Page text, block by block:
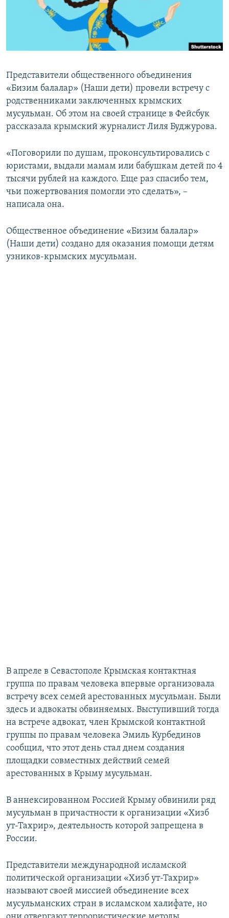
ПОБЕДИТЕЛЕЙ НЕ СУДЯТ?
КРЫМ.НЕПОКОРЕННЫЙ
ПРИСОЕДИНЯЙТЕСЬ!
Все сайты RFE/RL
Представители общественного объединения
«Бизим балалар» (Наши дети) провели встречу с
родственниками заключенных крымских
мусульман. Об этом на своей странице в Фейсбук
рассказала крымский журналист Лиля Буджурова.
«Поговорили по душам, проконсультировались с
юристами, выдали мамам или бабушкам детей по 4
тысячи рублей на каждого. Еще раз спасибо тем,
чьи пожертвования помогли это сделать», –
написала она.
Общественное объединение «Бизим балалар»
(Наши дети) создано для оказания помощи детям
узников-крымских мусульман.
В апреле в Севастополе Крымская контактная
группа по правам человека впервые организовала
встречу всех семей арестованных мусульман. Были
здесь и адвокаты обвиняемых. Выступивший тогда
на встрече адвокат, член Крымской контактной
группы по правам человека Эмиль Курбединов
сообщил, что этот день стал днем создания
площадки совместных действий семей
арестованных в Крыму мусульман.
В аннексированном Россией Крыму обвинили ряд
мусульман в причастности к организации «Хизб
ут-Тахрир», деятельность которой запрещена в
России.
Представители международной исламской
политической организации «Хизб ут-Тахрир»
называют своей миссией объединение всех
мусульманских стран в исламском халифате, но